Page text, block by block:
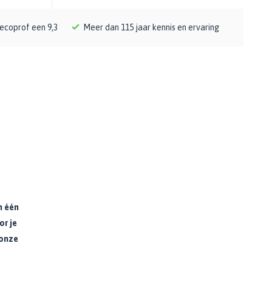
een 9,3 Meer dan 115 jaar kennis en ervaring
één
je